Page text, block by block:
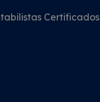
Certificados